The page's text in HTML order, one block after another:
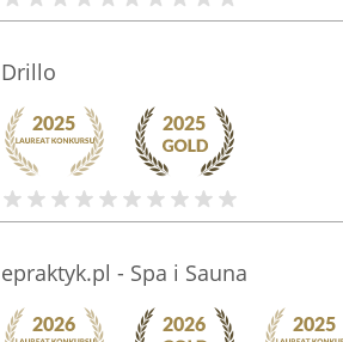
Drillo
epraktyk.pl - Spa i Sauna